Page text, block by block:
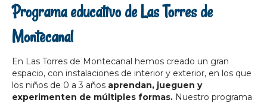
Programa educativo de Las Torres de
Montecanal
En Las Torres de Montecanal hemos creado un gran
espacio, con instalaciones de interior y exterior, en los que
los niños de 0 a 3 años aprendan, jueguen y
experimenten de múltiples formas. Nuestro programa